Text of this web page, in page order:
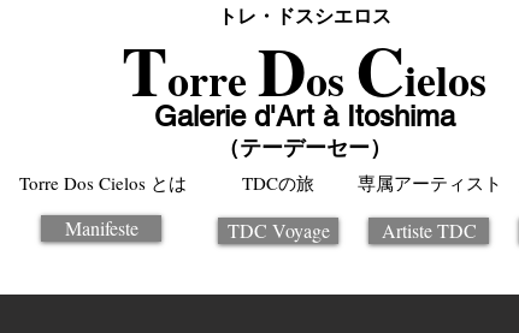
トレ・ドスシエロス
TorreDos Cielos
Galerie d'Art à Itoshima
（テーデーセー）
Torre Dos Cielos とは
Manifeste
TDCの旅
TDC Voyage
専属アーティスト
Artiste TDC